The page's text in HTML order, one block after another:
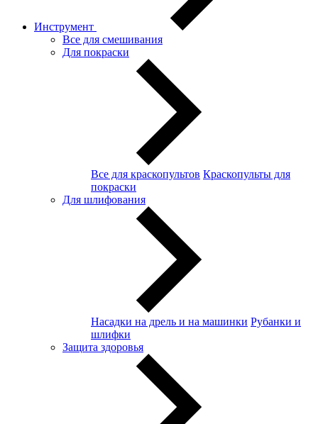
Инструмент
Все для смешивания
Для покраски
Все для краскопультов Краскопульты для
покраски
Для шлифования
Насадки на дрель и на машинки Рубанки и
шлифки
Защита здоровья